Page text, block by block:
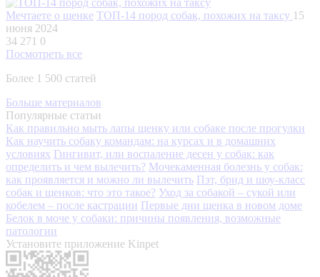
Мечтаете о щенке ТОП-14 пород собак, похожих на таксу 15
июня 2024
34 271 0
Посмотреть все
Более 1 500 статей
Больше материалов
Популярные статьи
Как правильно мыть лапы щенку или собаке после прогулки
Как научить собаку командам: на курсах и в домашних
условиях Гингивит, или воспаление десен у собак: как
определить и чем вылечить? Мочекаменная болезнь у собак:
как проявляется и можно ли вылечить Пэт, брид и шоу-класс
собак и щенков: что это такое? Уход за собакой – сукой или
кобелем – после кастрации Первые дни щенка в новом доме
Белок в моче у собаки: причины появления, возможные
патологии
Установите приложение Kinpet